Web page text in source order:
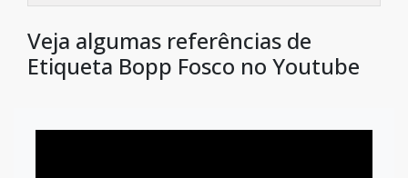
Veja algumas referências de
Etiqueta Bopp Fosco no Youtube